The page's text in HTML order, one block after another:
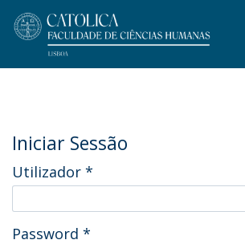
Iniciar Sessão
Utilizador *
Password *